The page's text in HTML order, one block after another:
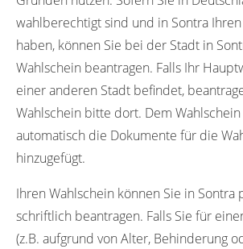
wahlberechtigt sind und in Sontra
haben, können Sie bei der Stadt in
Wahlschein beantragen. Falls Ihr
einer anderen Stadt befindet,
Wahlschein bitte dort. Dem
automatisch die Dokumente für die
hinzugefügt.
Ihren Wahlschein können Sie in
schriftlich beantragen. Falls Sie für
(z.B. aufgrund von Alter, Behinderung